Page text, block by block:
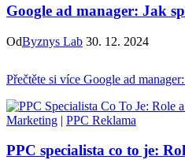
Google ad manager: Jak
OdByznys Lab 30. 12. 2024
Přečtěte si více Google ad
Marketing | PPC Reklama
PPC specialista co to je: